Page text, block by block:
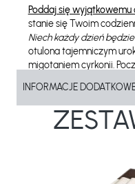
Poddaj się
stanie się Twoim
Niech każdy dzień
otulona tajemniczym
migotaniem cyrkonii.
wyciągnięcie ręki.
PARAMETRY
INFORMACJE